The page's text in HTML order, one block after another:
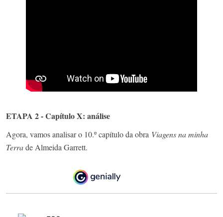
ETAPA 2 - Capítulo X: análise
Agora, vamos analisar o 10.º capítulo da obra Viagens na minha
Terrade Almeida Garrett.